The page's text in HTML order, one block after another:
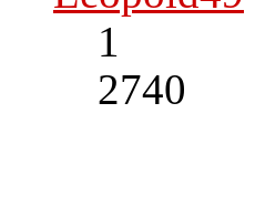
1
2740